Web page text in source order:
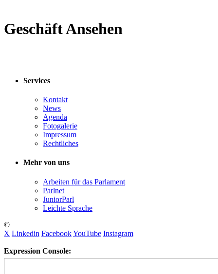
Geschäft Ansehen
Services
Kontakt
News
Agenda
Fotogalerie
Impressum
Rechtliches
Mehr von uns
Arbeiten für das Parlament
Parlnet
JuniorParl
Leichte Sprache
©
X Linkedin FacebookYouTube Instagram
Expression Console: